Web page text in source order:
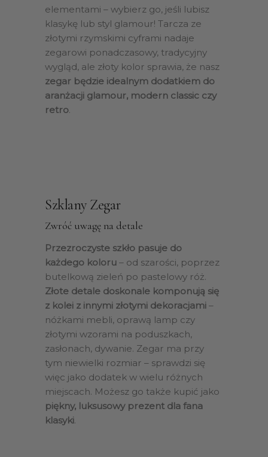
elementami – wybierz go, jeśli lubisz
klasykę lub styl glamour! Tarcza ze
złotymi rzymskimi cyframi nadaje
zegarowi ponadczasowy, tradycyjny
wygląd, ale złoty kolor sprawia, że nasz
zegar będzie idealnym dodatkiem do
aranżacji glamour, modern classic czy
retro.
Szklany Zegar
Zwróć uwagę na detale
Przezroczyste szkło pasuje do
każdego koloru – od szarości, poprzez
butelkową zieleń po pastelowy róż.
Złote detale doskonale komponują się
z kolei z innymi złotymi dekoracjami –
nóżkami mebli, oprawą lamp czy
złotymi wzorami na poduszkach,
zasłonach, dywanie. Zegar ma przy
tym niewielki rozmiar – sprawdzi się
więc jako dodatek w wielu różnych
miejscach. Możesz go także kupić jako
piękny, luksusowy prezent dla fana
klasyki.